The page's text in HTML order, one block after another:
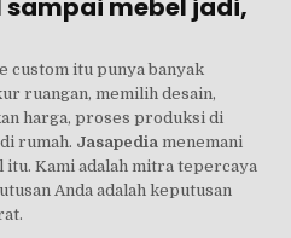
mebel jadi,
custom itu punya banyak
ruangan, memilih desain,
harga, proses produksi di
rumah. Jasapedia menemani
itu. Kami adalah mitra tepercaya
Anda adalah keputusan